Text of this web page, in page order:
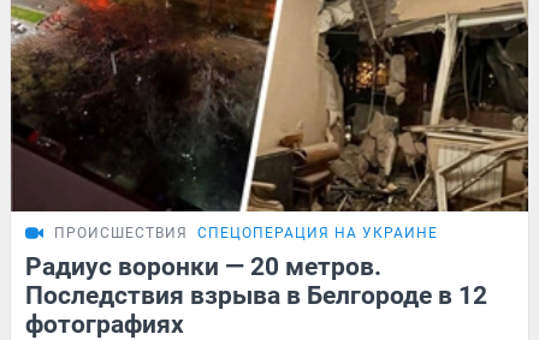
ПРОИСШЕСТВИЯ СПЕЦОПЕРАЦИЯ НА УКРАИНЕ
Радиус воронки — 20 метров.
Последствия взрыва в Белгороде в 12
фотографиях